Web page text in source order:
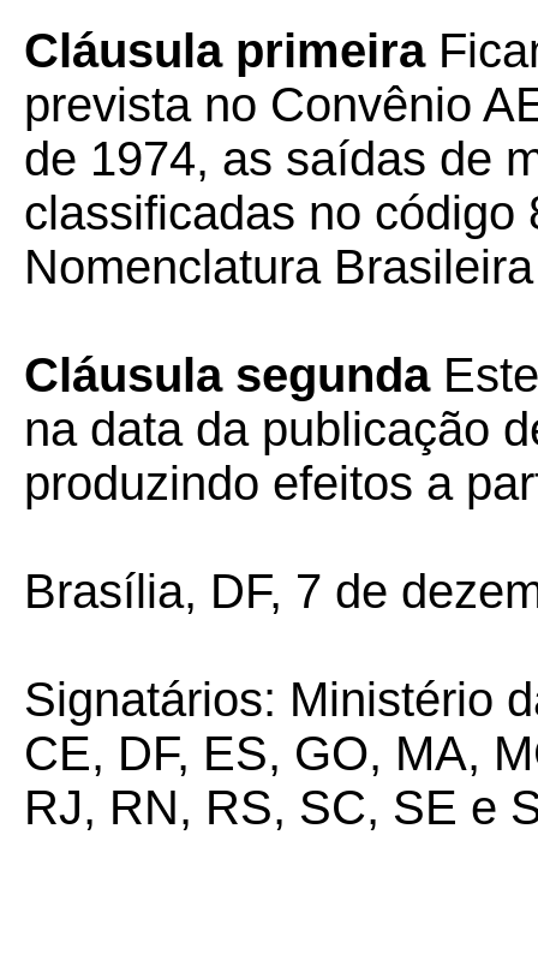
Cláusula primeira
prevista no Convênio
de 1974, as saídas de
classificadas no código
Nomenclatura
Cláusula segunda
na data da publicação
produzindo efeitos a
Brasília, DF, 7 de
Signatários: Ministério
CE, DF, ES, GO, MA,
RJ, RN, RS, SC, SE e